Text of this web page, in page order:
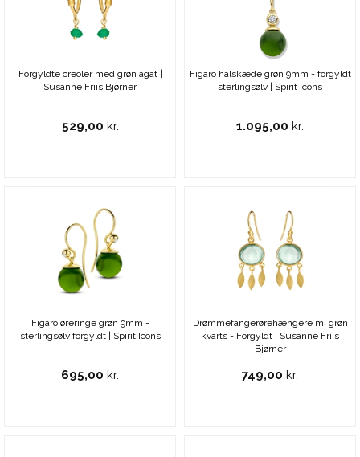
Forgyldte creoler med grøn agat |
Susanne Friis Bjørner
529,00 kr.
Figaro halskæde grøn 9mm - forgyldt
sterlingsølv | Spirit Icons
1.095,00 kr.
Figaro øreringe grøn 9mm -
sterlingsølv forgyldt | Spirit Icons
695,00 kr.
Drømmefangerørehængere m. grøn
kvarts - Forgyldt | Susanne Friis
Bjørner
749,00 kr.